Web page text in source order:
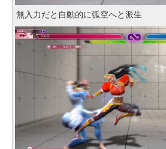
無入力だと自動的に弧空へと派生